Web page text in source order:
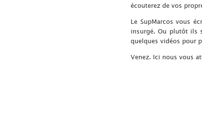
écouterez de vos
Le SupMarcos vous
insurgé. Ou plutôt ils
quelques vidéos pour
Venez. Ici nous vous